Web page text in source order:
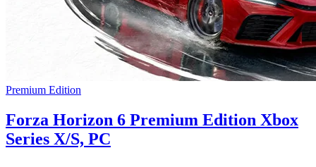
Premium Edition
Forza Horizon 6 Premium Edition Xbox
Series X/S, PC